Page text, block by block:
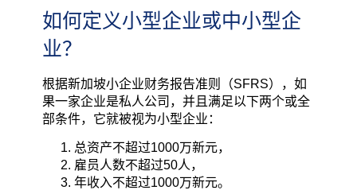
如何定义小型企业或中小型企
业？
根据新加坡小企业财务报告准则（SFRS），如
果一家企业是私人公司，并且满足以下两个或全
部条件，它就被视为小型企业：
总资产不超过1000万新元，
雇员人数不超过50人，
年收入不超过1000万新元。